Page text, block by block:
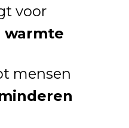
voor
warmte
mensen